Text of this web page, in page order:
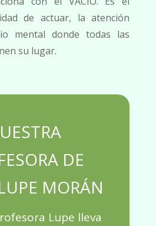
de actuar, la atención
mental donde todas las
su lugar.
DE
MORÁN
Lupe lleva